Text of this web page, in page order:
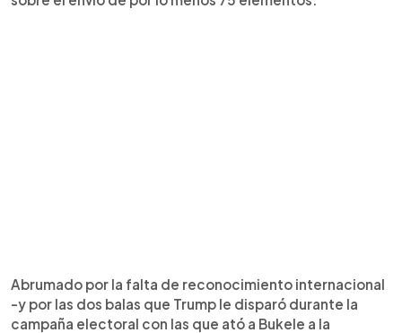
Abrumado por la falta de reconocimiento internacional
-y por las dos balas que Trump le disparó durante la
campaña electoral con las que ató a Bukele a la